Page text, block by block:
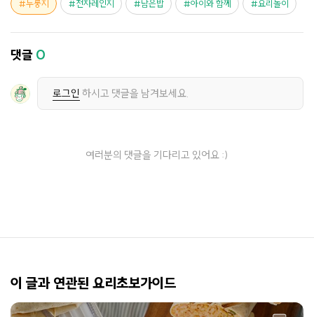
누룽지 전자레인지 남은밥 아이와 함께 요리놀이
댓글 0
로그인 하시고 댓글을 남겨보세요.
여러분의 댓글을 기다리고 있어요 :)
이 글과 연관된 요리초보가이드